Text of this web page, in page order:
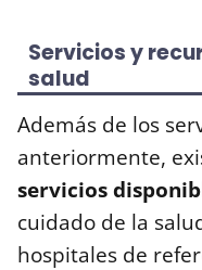
Servicios y
salud
Además de los
anteriormente,
servicios
cuidado de la
hospitales de